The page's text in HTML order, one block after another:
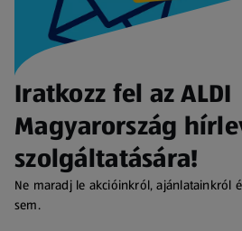
Iratkozz fel az ALDI
Magyarország
szolgáltatására!
Ne maradj le akcióinkról, ajánlatainkról
sem.